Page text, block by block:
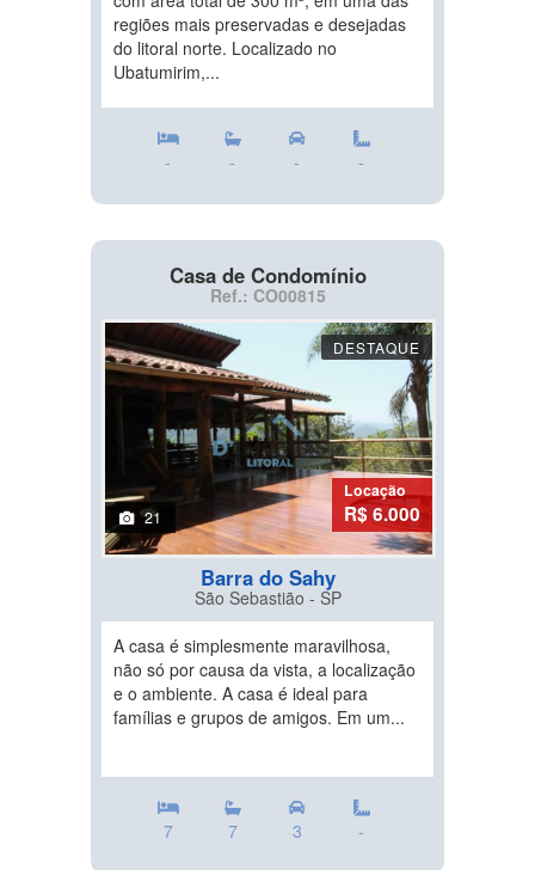
regiões mais preservadas e desejadas
do litoral norte. Localizado no
Ubatumirim,...
- - - -
Casa de Condomínio
Ref.: CO00815
DESTAQUE
21
Locação
R$ 6.000
Barra do Sahy
São Sebastião - SP
A casa é simplesmente maravilhosa,
não só por causa da vista, a localização
e o ambiente. A casa é ideal para
famílias e grupos de amigos. Em um...
7 7 3 -